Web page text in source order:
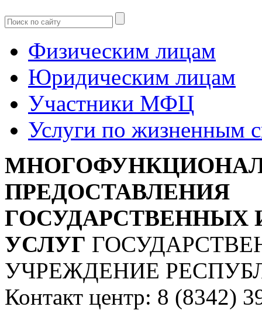
Физическим лицам
Юридическим лицам
Участники МФЦ
Услуги по жизненным
ПРЕДОСТАВЛЕНИЯ
УСЛУГ
УЧРЕЖДЕНИЕ
Контакт центр: 8 (8342)